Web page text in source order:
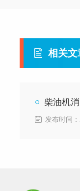
相关文
柴油机消防
发布时间